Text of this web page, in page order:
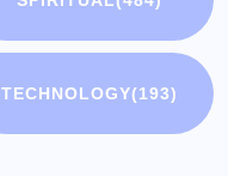
TECHNOLOGY(193)